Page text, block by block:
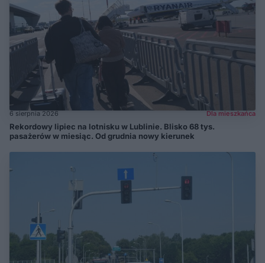
6 sierpnia 2026 Dla mieszkańca
Rekordowy lipiec na lotnisku w Lublinie. Blisko 68 tys.
pasażerów w miesiąc. Od grudnia nowy kierunek